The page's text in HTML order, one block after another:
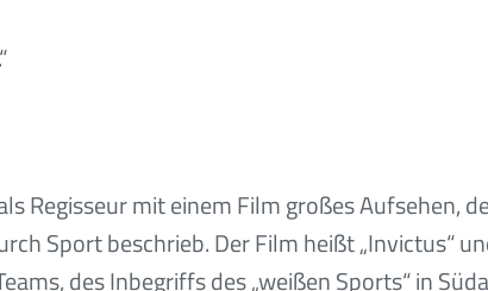
Regisseur mit einem Film großes Aufsehen,
Sport beschrieb. Der Film heißt „Invictus“
des Inbegriffs des „weißen Sports“ in